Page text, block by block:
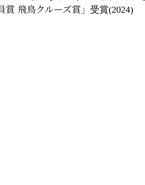
飛鳥クルーズ賞」 受賞(2024)